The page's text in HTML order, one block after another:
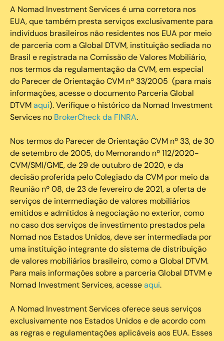
‍A Nomad Investment Services é uma corretora nos
EUA, que também presta serviços exclusivamente para
indivíduos brasileiros não residentes nos EUA por meio
de parceria com a Global DTVM, instituição sediada no
Brasil e registrada na Comissão de Valores Mobiliário,
nos termos da regulamentação da CVM, em especial
do Parecer de Orientação CVM nº 33/2005 (para mais
informações, acesse o documento Parceria Global
DTVMaqui). Verifique o histórico da Nomad Investment
Services no BrokerCheck da FINRA.
Nos termos do Parecer de Orientação CVM nº 33, de 30
de setembro de 2005, do Memorando nº 112/2020-
CVM/SMI/GME, de 29 de outubro de 2020, e da
decisão proferida pelo Colegiado da CVM por meio da
Reunião nº 08, de 23 de fevereiro de 2021, a oferta de
serviços de intermediação de valores mobiliários
emitidos e admitidos à negociação no exterior, como
no caso dos serviços de investimento prestados pela
Nomad nos Estados Unidos, deve ser intermediada por
uma instituição integrante do sistema de distribuição
de valores mobiliários brasileiro, como a Global DTVM.
Para mais informações sobre a parceria Global DTVM e
Nomad Investment Services, acesseaqui.
A Nomad Investment Services oferece seus serviços
exclusivamente nos Estados Unidos e de acordo com
as regras e regulamentações aplicáveis aos EUA. Esses